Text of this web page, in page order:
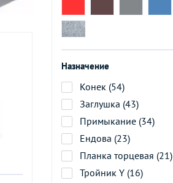
Назначение
Конек (54)
Заглушка (43)
Примыкание (34)
Ендова (23)
Планка торцевая (21)
Тройник Y (16)